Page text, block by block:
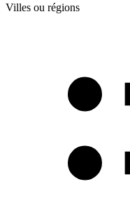
Villes ou régions